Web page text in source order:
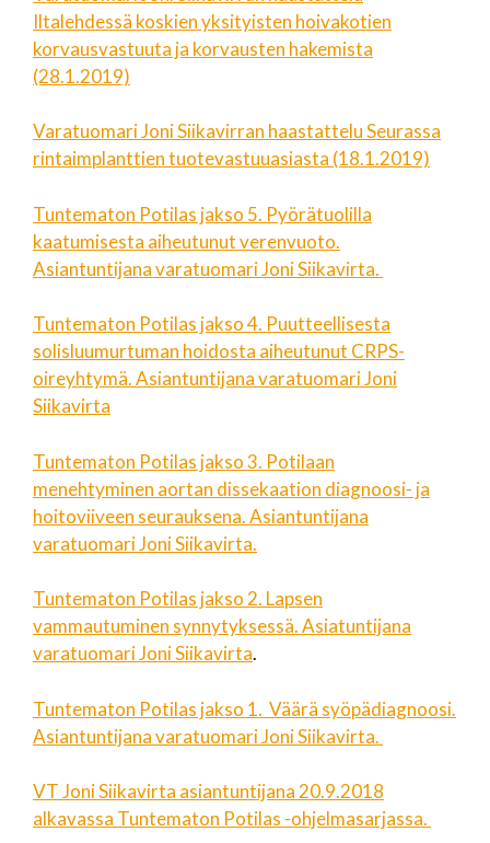
Iltalehdessä koskien yksityisten hoivakotien
korvausvastuuta ja korvausten hakemista
(28.1.2019)
Varatuomari Joni Siikavirran haastattelu Seurassa
rintaimplanttien tuotevastuuasiasta (18.1.2019)
Tuntematon Potilas jakso 5. Pyörätuolilla
kaatumisesta aiheutunut verenvuoto.
Asiantuntijana varatuomari Joni Siikavirta.
Tuntematon Potilas jakso 4. Puutteellisesta
solisluumurtuman hoidosta aiheutunut CRPS-
oireyhtymä. Asiantuntijana varatuomari Joni
Siikavirta
Tuntematon Potilas jakso 3. Potilaan
menehtyminen aortan dissekaation diagnoosi- ja
hoitoviiveen seurauksena. Asiantuntijana
varatuomari Joni Siikavirta.
Tuntematon Potilas jakso 2. Lapsen
vammautuminen synnytyksessä. Asiatuntijana
varatuomari Joni Siikavirta.
Tuntematon Potilas jakso 1. Väärä syöpädiagnoosi.
Asiantuntijana varatuomari Joni Siikavirta.
VT Joni Siikavirta asiantuntijana 20.9.2018
alkavassa Tuntematon Potilas -ohjelmasarjassa.